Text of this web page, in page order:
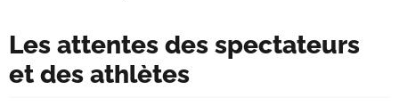
Les attentes des spectateurs
et des athlètes